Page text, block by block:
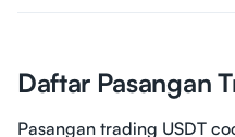
Daftar Pasangan
Pasangan trading USDT